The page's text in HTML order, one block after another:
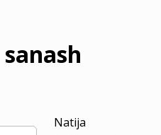
Natija